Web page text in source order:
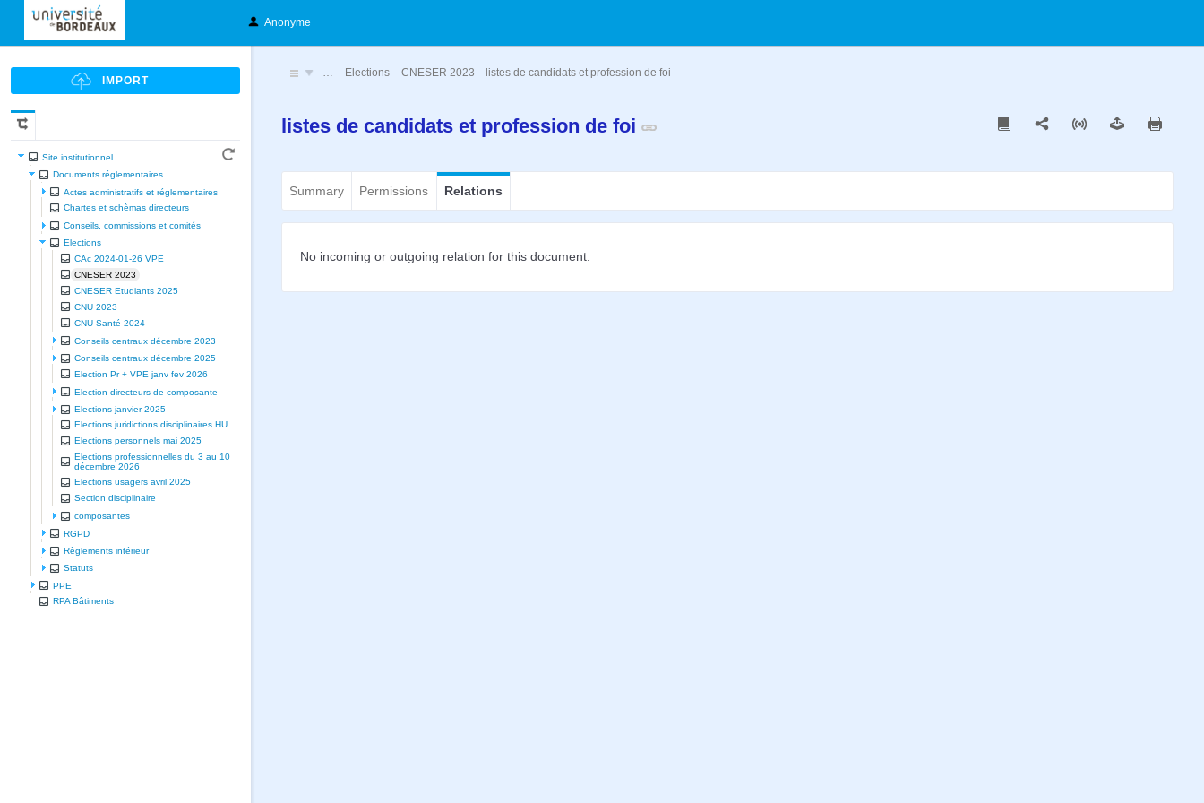
Anonyme
Site institutionnel
Documents réglementaires
Actes administratifs et réglementaires
Chartes et schèmas directeurs
Conseils, commissions et comités
Elections
CAc 2024-01-26 VPE
CNESER 2023
CNESER Etudiants 2025
CNU 2023
CNU Santé 2024
Conseils centraux décembre 2023
Conseils centraux décembre 2025
Election Pr + VPE janv fev 2026
Election directeurs de composante
Elections janvier 2025
Elections juridictions disciplinaires HU
Elections personnels mai 2025
Elections professionnelles du 3 au 10
décembre 2026
Elections usagers avril 2025
Section disciplinaire
composantes
RGPD
Règlements intérieur
Statuts
PPE
RPA Bâtiments
… Elections CNESER 2023 listes de candidats et profession de foi
listes de candidats et profession de foi
Summary Permissions Relations
No incoming or outgoing relation for this document.